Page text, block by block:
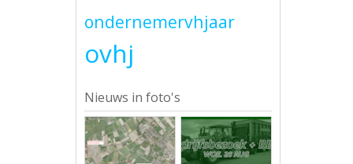
ondernemervhjaar
ovhj
Nieuws in foto's